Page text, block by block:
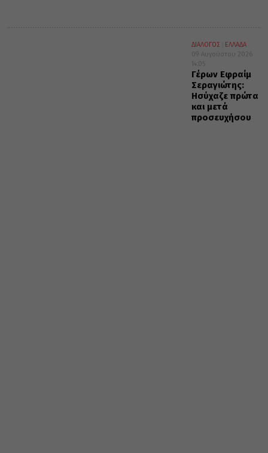
ΔΙΑΛΟΓΟΣ
ΕΛΛΑΔΑ
09 Αυγούστου 2026
14:05
Γέρων Εφραίμ
Σεραγιώτης:
Ησύχαζε πρώτα
και μετά
προσευχήσου